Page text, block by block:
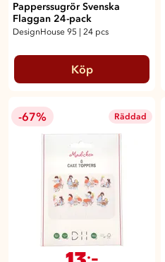
Papperssugrör Svenska
Flaggan 24-pack
DesignHouse 95 24 pcs
Köp
-67% Räddad
:-